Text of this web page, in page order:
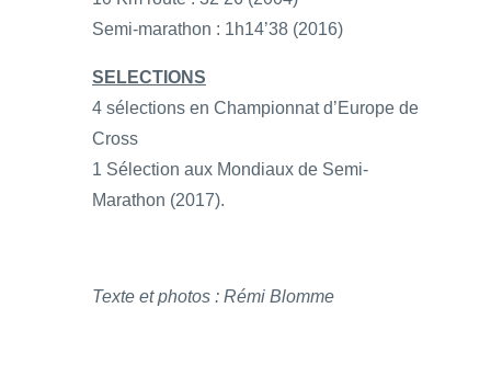
Semi-marathon : 1h14’38 (2016)
SELECTIONS
4 sélections en Championnat d’Europe de
Cross
1 Sélection aux Mondiaux de Semi-
Marathon (2017).
Texte et photos : Rémi Blomme